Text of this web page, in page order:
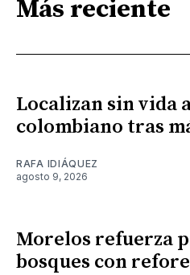
Más reciente
Localizan sin vida
colombiano tras
RAFA IDIÁQUEZ
agosto 9, 2026
Morelos refuerza
bosques con